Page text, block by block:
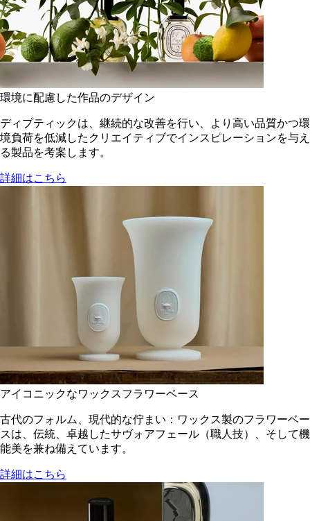
環境に配慮した作品のデザイン
ディプティックは、継続的な改善を行い、より高い品質かつ環
境負荷を低減した​クリエイティブでインスピレーションを与え
る製品を考案します。
詳細はこちら
アイコニックなワックスフラワーベース
古代のフォルム、現代的な佇まい：ワックス製のフラワーベー
スは、伝統、卓越したサヴォアフェール（職人技）、そして機
能美を兼ね備えています。
詳細はこちら